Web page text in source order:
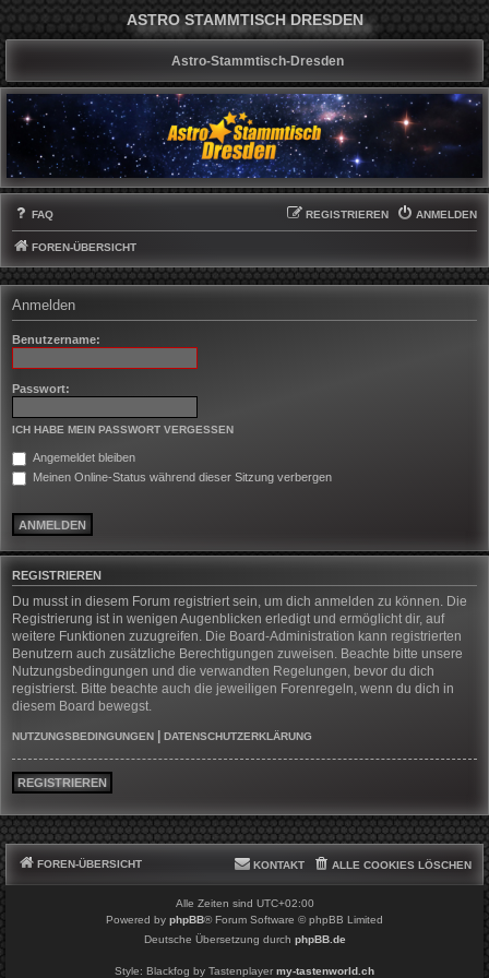
ASTRO STAMMTISCH DRESDEN
Astro-Stammtisch-Dresden
FAQ ANMELDEN
REGISTRIEREN
FOREN-ÜBERSICHT
Anmelden
Benutzername:
Passwort:
ICH HABE MEIN PASSWORT VERGESSEN
Angemeldet bleiben
Meinen Online-Status während dieser Sitzung verbergen
REGISTRIEREN
Du musst in diesem Forum registriert sein, um dich anmelden zu können. Die
Registrierung ist in wenigen Augenblicken erledigt und ermöglicht dir, auf
weitere Funktionen zuzugreifen. Die Board-Administration kann registrierten
Benutzern auch zusätzliche Berechtigungen zuweisen. Beachte bitte unsere
Nutzungsbedingungen und die verwandten Regelungen, bevor du dich
registrierst. Bitte beachte auch die jeweiligen Forenregeln, wenn du dich in
diesem Board bewegst.
NUTZUNGSBEDINGUNGEN DATENSCHUTZERKLÄRUNG
REGISTRIEREN
FOREN-ÜBERSICHT ALLE COOKIES LÖSCHEN
KONTAKT
Alle Zeiten sind UTC+02:00
Powered by phpBB® Forum Software © phpBB Limited
Deutsche Übersetzung durch phpBB.de
Style: Blackfog by Tastenplayer my-tastenworld.ch